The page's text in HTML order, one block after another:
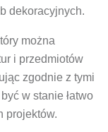
dekoracyjnych.
można
i przedmiotów
zgodnie z tymi
w stanie łatwo
projektów.